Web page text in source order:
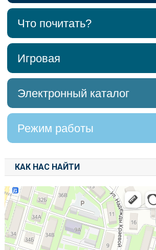
Что почитать?
Игровая
Электронный каталог
Режим работы
КАК НАС НАЙТИ